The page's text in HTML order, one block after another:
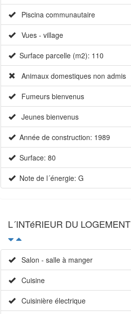
Piscina communautaire
Vues - village
Surface parcelle (m2): 110
Animaux domestiques non admis
Fumeurs bienvenus
Jeunes bienvenus
Année de construction: 1989
Surface: 80
Note de l´énergie: G
L´INTéRIEUR DU LOGEMENT
Salon - salle à manger
Cuisine
Cuisinière électrique